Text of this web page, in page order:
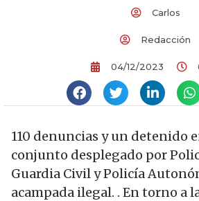
Carlos
Redacción
04/12/2023
110 denuncias y un detenido
conjunto desplegado por
Guardia Civil y Policía
acampada ilegal. . En torno a